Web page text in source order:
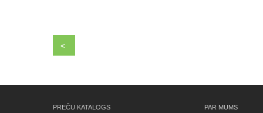
<
PREČU KATALOGS
PAR MUMS